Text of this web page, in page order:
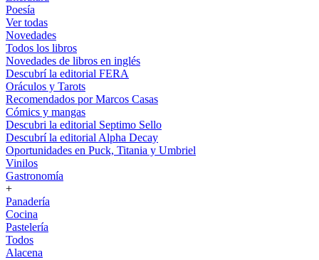
Poesía
Ver todas
Novedades
Todos los libros
Novedades de libros en inglés
Descubrí la editorial FERA
Oráculos y Tarots
Recomendados por Marcos Casas
Cómics y mangas
Descubri la editorial Septimo Sello
Descubrí la editorial Alpha Decay
Oportunidades en Puck, Titania y Umbriel
Vinilos
Gastronomía
+
Panadería
Cocina
Pastelería
Todos
Alacena